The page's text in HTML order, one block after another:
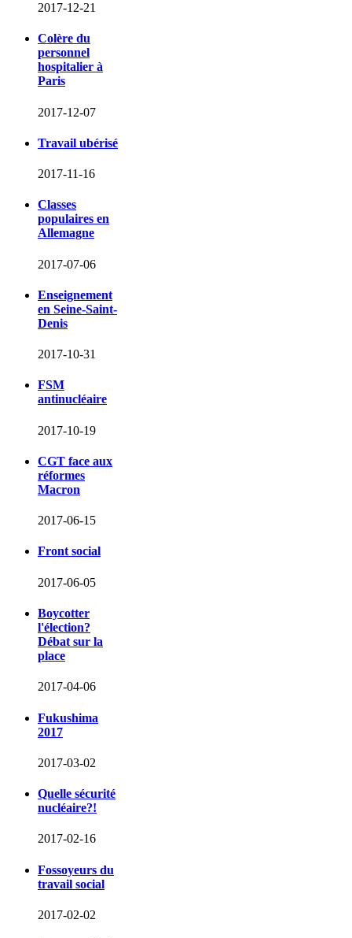
2017-12-21
Colère du
personnel
hospitalier à
Paris
2017-12-07
Travail ubérisé
2017-11-16
Classes
populaires en
Allemagne
2017-07-06
Enseignement
en Seine-Saint-
Denis
2017-10-31
FSM
antinucléaire
2017-10-19
CGT face aux
réformes
Macron
2017-06-15
Front social
2017-06-05
Boycotter
l'élection?
Débat sur la
place
2017-04-06
Fukushima
2017
2017-03-02
Quelle sécurité
nucléaire?!
2017-02-16
Fossoyeurs du
travail social
2017-02-02